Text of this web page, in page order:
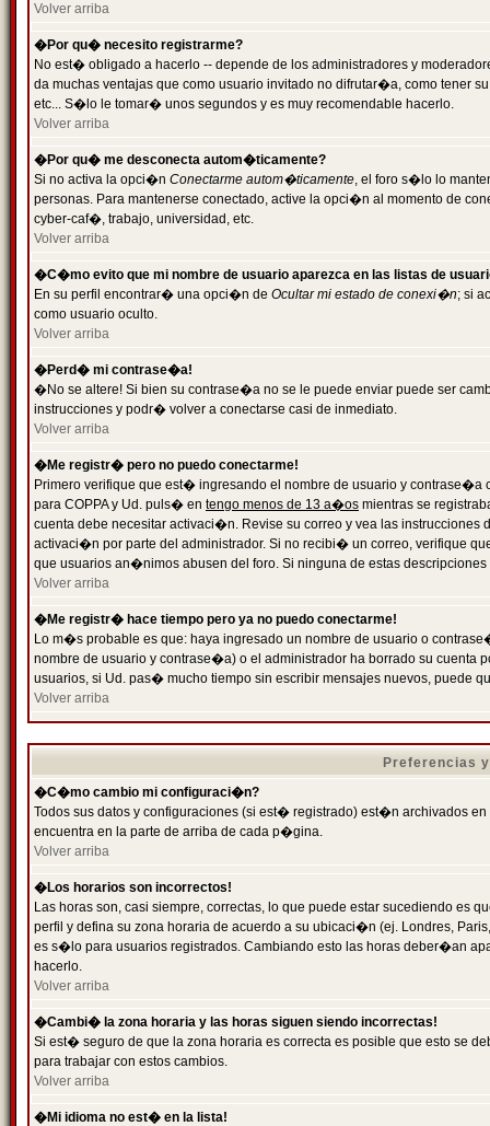
Volver arriba
�Por qu� necesito registrarme?
No est� obligado a hacerlo -- depende de los administradores y
da muchas ventajas que como usuario invitado no difrutar�a, como tener
etc... S�lo le tomar� unos segundos y es muy recomendable hacerlo.
Volver arriba
�Por qu� me desconecta autom�ticamente?
Si no activa la opci�n Conectarme autom�ticamente, el foro s�lo lo
personas. Para mantenerse conectado, active la opci�n al momento de
cyber-caf�, trabajo, universidad, etc.
Volver arriba
�C�mo evito que mi nombre de usuario aparezca en las listas de
En su perfil encontrar� una opci�n de Ocultar mi estado de conexi�n; si
como usuario oculto.
Volver arriba
�Perd� mi contrase�a!
�No se altere! Si bien su contrase�a no se le puede enviar puede ser
instrucciones y podr� volver a conectarse casi de inmediato.
Volver arriba
�Me registr� pero no puedo conectarme!
Primero verifique que est� ingresando el nombre de usuario y
para COPPA y Ud. puls� en tengo menos de 13 a�os mientras se
cuenta debe necesitar activaci�n. Revise su correo y vea las
activaci�n por parte del administrador. Si no recibi� un correo, verifique
que usuarios an�nimos abusen del foro. Si ninguna de estas
Volver arriba
�Me registr� hace tiempo pero ya no puedo conectarme!
Lo m�s probable es que: haya ingresado un nombre de usuario o
nombre de usuario y contrase�a) o el administrador ha borrado su
usuarios, si Ud. pas� mucho tiempo sin escribir mensajes nuevos, puede
Volver arriba
Preferencias
�C�mo cambio mi configuraci�n?
Todos sus datos y configuraciones (si est� registrado) est�n archivados
encuentra en la parte de arriba de cada p�gina.
Volver arriba
�Los horarios son incorrectos!
Las horas son, casi siempre, correctas, lo que puede estar sucediendo es
perfil y defina su zona horaria de acuerdo a su ubicaci�n (ej. Londres,
es s�lo para usuarios registrados. Cambiando esto las horas deber�an
hacerlo.
Volver arriba
�Cambi� la zona horaria y las horas siguen siendo incorrectas!
Si est� seguro de que la zona horaria es correcta es posible que esto se
para trabajar con estos cambios.
Volver arriba
�Mi idioma no est� en la lista!